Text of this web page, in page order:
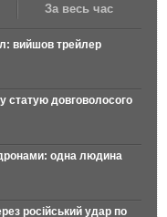
За весь час
вийшов трейлер
статую довговолосого
дронами: одна людина
російський удар по